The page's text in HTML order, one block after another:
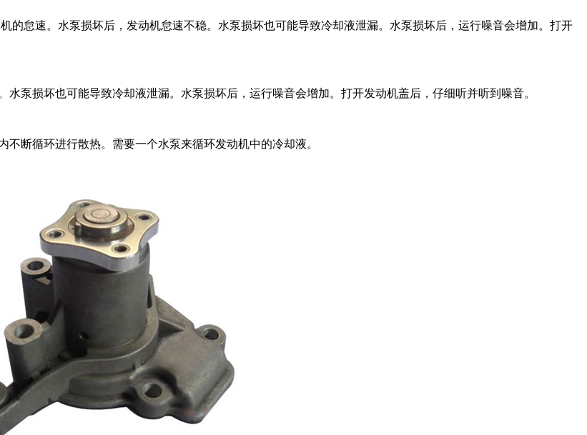
的怠速。水泵损坏后，发动机怠速不稳。水泵损坏也可能导致冷却液泄漏。水泵损坏后，运行噪音会增加。打开
泵损坏也可能导致冷却液泄漏。水泵损坏后，运行噪音会增加。打开发动机盖后，仔细听并听到噪音。
断循环进行散热。需要一个水泵来循环发动机中的冷却液。